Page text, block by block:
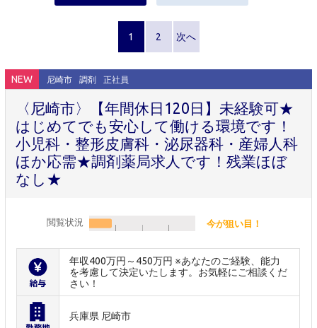
1 2 次へ
NEW 尼崎市 調剤 正社員
〈尼崎市〉【年間休日120日】未経験可★
はじめてでも安心して働ける環境です！
小児科・整形皮膚科・泌尿器科・産婦人科
ほか応需★調剤薬局求人です！残業ほぼ
なし★
閲覧状況 今が狙い目！
年収400万円～450万円 ※あなたのご経験、能力
を考慮して決定いたします。お気軽にご相談くだ
さい！
兵庫県 尼崎市